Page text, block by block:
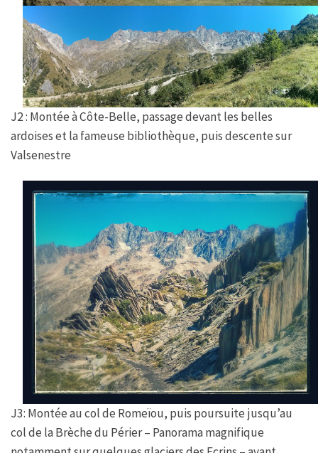
J2 : Montée à Côte-Belle, passage devant les belles
ardoises et la fameuse bibliothèque, puis descente sur
Valsenestre
J3: Montée au col de Romeïou, puis poursuite jusqu’au
col de la Brèche du Périer – Panorama magnifique